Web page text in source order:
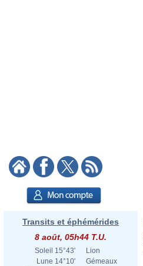
Transits et éphémérides
8 août, 05h44 T.U.
Soleil 15°43'
Lion
Lune 14°10'
Gémeaux